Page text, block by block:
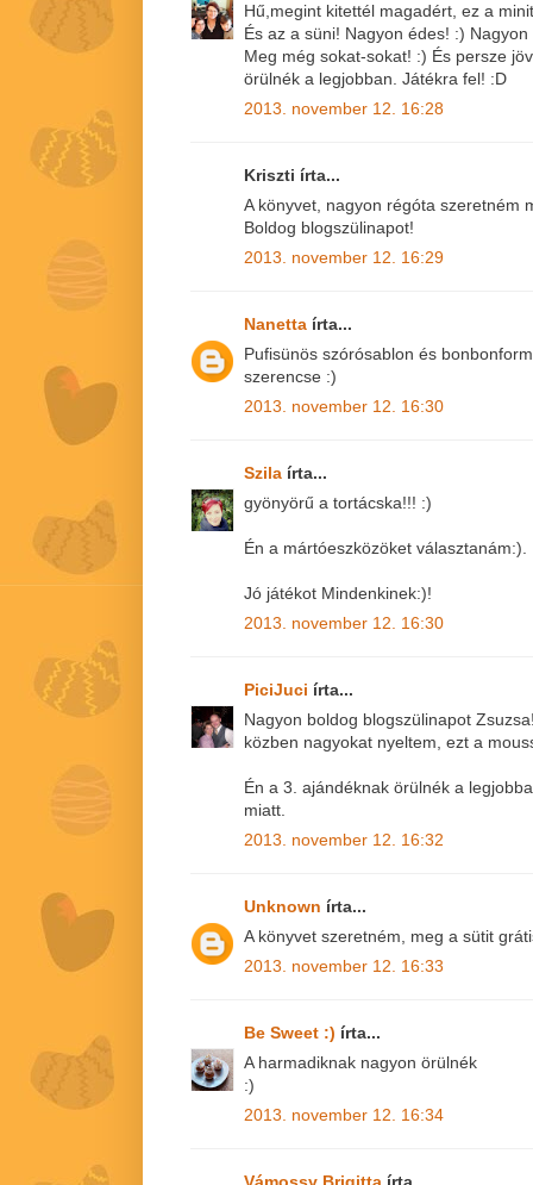
Hű,megint kitettél magadért, ez a
És az a süni! Nagyon édes! :)
Meg még sokat-sokat! :) És persze
örülnék a legjobban. Játékra fel! :D
2013. november 12. 16:28
Kriszti írta...
A könyvet, nagyon régóta szeretném
Boldog blogszülinapot!
2013. november 12. 16:29
Nanetta írta...
Pufisünös szórósablon és
szerencse :)
2013. november 12. 16:30
Szila írta...
gyönyörű a tortácska!!! :)
Én a mártóeszközöket választanám:).
Jó játékot Mindenkinek:)!
2013. november 12. 16:30
PiciJuci írta...
Nagyon boldog blogszülinapot
közben nagyokat nyeltem, ezt a
Én a 3. ajándéknak örülnék a
miatt.
2013. november 12. 16:32
Unknown írta...
A könyvet szeretném, meg a sütit
2013. november 12. 16:33
Be Sweet :) írta...
A harmadiknak nagyon örülnék
:)
2013. november 12. 16:34